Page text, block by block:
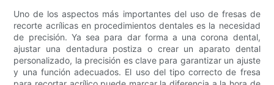
Uno de los aspectos más importantes del uso de fresas de
recorte acrílicas en procedimientos dentales es la necesidad
de precisión. Ya sea para dar forma a una corona dental,
ajustar una dentadura postiza o crear un aparato dental
personalizado, la precisión es clave para garantizar un ajuste
y una función adecuados. El uso del tipo correcto de fresa